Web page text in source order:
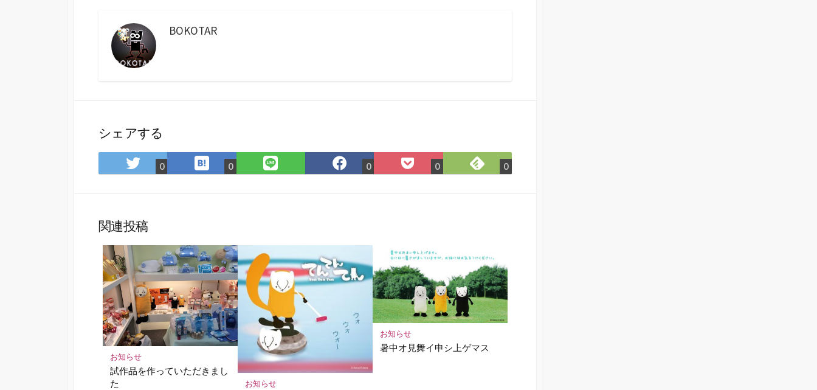
BOKOTAR
シェアする
Twitter
で
ア
0 は
て
マ
ー
ク
に
保
存
0
LINE
で
Facebook
で
0
Pocket
に
0 Feedly
で
0
関連投稿
お知らせ
試作品を作っていただきまし
た
お知らせ
お知らせ
暑中オ見舞イ申シ上ゲマス